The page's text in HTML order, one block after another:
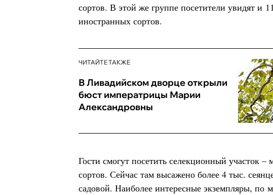
сортов. В этой же группе посетители увидят и
иностранных сортов.
ЧИТАЙТЕ ТАКЖЕ
В Ливадийском дворце открыли
бюст императрицы Марии
Александровны
Гости смогут посетить селекционный участок
сортов. Сейчас там высажено более 4 тыс.
садовой. Наиболее интересные экземпляры, по